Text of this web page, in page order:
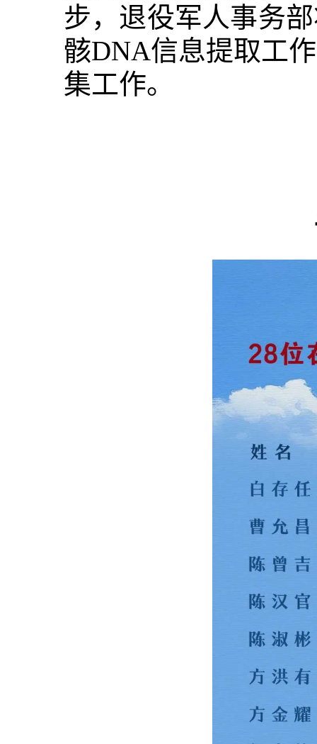
步，退役军人事务
骸DNA信息提取工
集工作。